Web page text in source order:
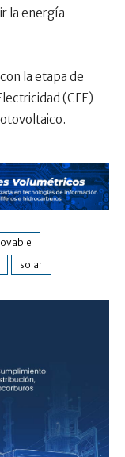
la energía
la etapa de
(CFE)
solar